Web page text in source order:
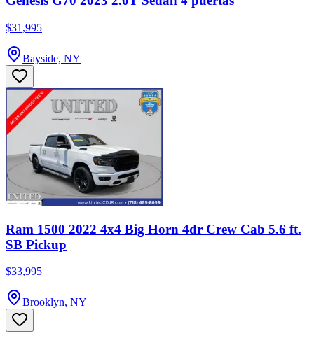
$31,995
Bayside, NY
Ram 1500 2022 4x4 Big Horn 4dr Crew Cab 5.6 ft.
SB Pickup
$33,995
Brooklyn, NY